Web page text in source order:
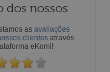
dos nossos
as avaliações
clientes através
eKomi!